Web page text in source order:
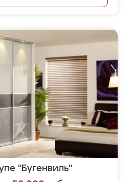
"Бугенвиль"